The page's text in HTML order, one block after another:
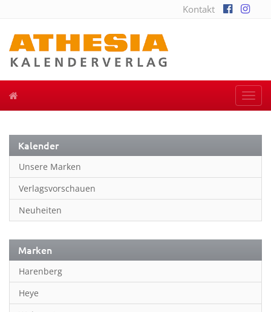
Kontakt
Kalender
Unsere Marken
Verlagsvorschauen
Neuheiten
Marken
Harenberg
Heye